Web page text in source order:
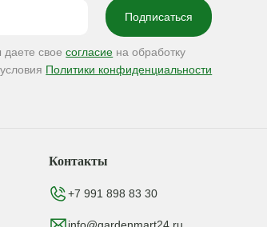
даете своесогласие на обработку
Политики конфиденциальности
Контакты
+7 991 898 83 30